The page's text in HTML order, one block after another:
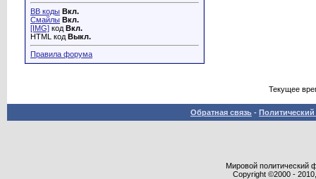
BB коды Вкл.
Смайлы Вкл.
[IMG] код Вкл.
HTML код Выкл.
Правила форума
Текущее
Обратная связь -
Мировой политический
Copyright ©2000 -